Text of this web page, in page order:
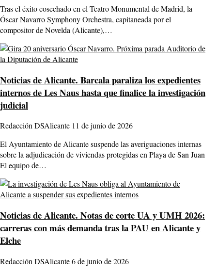
Tras el éxito cosechado en el Teatro Monumental de Madrid, la
Óscar Navarro Symphony Orchestra, capitaneada por el
compositor de Novelda (Alicante),…
Noticias de Alicante. Barcala paraliza los expedientes
internos de Les Naus hasta que finalice la investigación
judicial
Redacción DSAlicante 11 de junio de 2026
El Ayuntamiento de Alicante suspende las averiguaciones internas
sobre la adjudicación de viviendas protegidas en Playa de San Juan
El equipo de…
Noticias de Alicante. Notas de corte UA y UMH 2026:
carreras con más demanda tras la PAU en Alicante y
Elche
Redacción DSAlicante6 de junio de 2026